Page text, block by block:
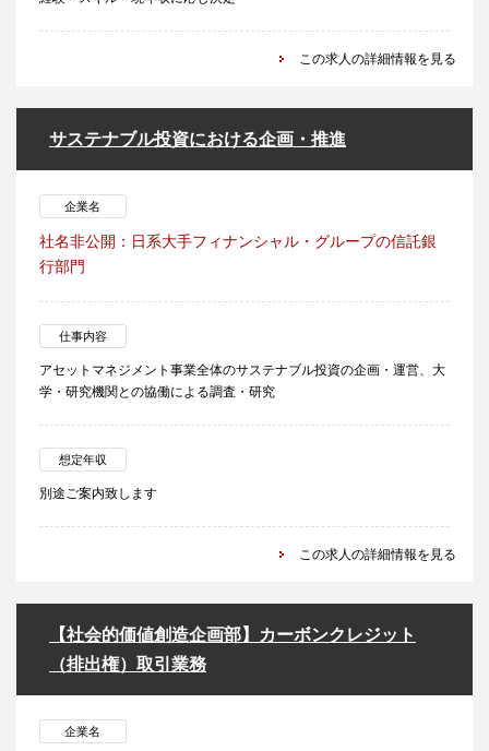
この求人の詳細情報を見る
サステナブル投資における企画・推進
企業名
社名非公開：日系大手フィナンシャル・グループの信託銀
行部門
仕事内容
アセットマネジメント事業全体のサステナブル投資の企画・運営、大
学・研究機関との協働による調査・研究
想定年収
別途ご案内致します
この求人の詳細情報を見る
【社会的価値創造企画部】カーボンクレジット
（排出権）取引業務
企業名